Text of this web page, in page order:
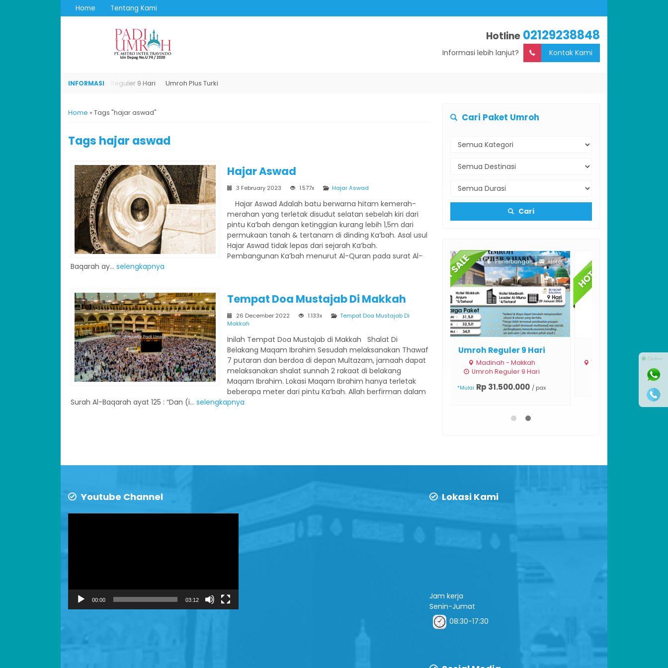
Home Tentang Kami
Hotline 02129238848
Informasi lebih lanjut? Kontak Kami
Umroh Reguler 9 Hari Umroh Plus Turki
Home » Tags "hajar aswad"
Tags hajar aswad
Hajar Aswad
3 February 2023 1.577x Hajar Aswad
Hajar Aswad Adalah batu berwarna hitam kemerah-
merahan yang terletak disudut selatan sebelah kiri dari
pintu Ka’bah dengan ketinggian kurang lebih 1,5m dari
permukaan tanah & tertanam di dinding Ka’bah. Asal usul
Hajar Aswad tidak lepas dari sejarah Ka’bah.
Pembangunan Ka’bah menurut Al-Quran pada surat Al-
Baqarah ay... selengkapnya
Tempat Doa Mustajab Di Makkah
26 December 2022 1.133x
Tempat Doa Mustajab Di
Makkah
Inilah Tempat Doa Mustajab di Makkah Shalat Di
Belakang Maqam Ibrahim Sesudah melaksanakan Thawaf
7 putaran dan berdoa di depan Multazam, jamaah dapat
melaksanakan shalat sunnah 2 rakaat di belakang
Maqam Ibrahim. Lokasi Maqam Ibrahim hanya terletak
beberapa meter dari pintu Ka’bah. Allah berfirman dalam
Surah Al-Baqarah ayat 125 : “Dan (i... selengkapnya
Cari Paket Umroh
Cari
Umroh Reguler 9 Hari
Madinah - Makkah
Umroh Reguler 9 Hari
*Mulai Rp 31.500.000 / pax
Penerbangan
Wisata Halal Turki
Turki Wisata Halal Turki 10 Days
Rp 19.900.000
Penerbangan
Youtube Channel
00:00 03:12
Lokasi Kami
Jam kerja
Senin-Jumat
08:30-17:30
⚫ Online